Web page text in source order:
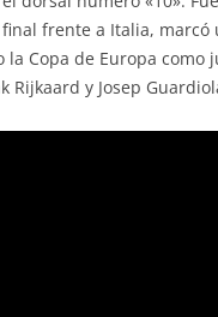
frente a Italia,
Copa de Europa
Rijkaard y Josep